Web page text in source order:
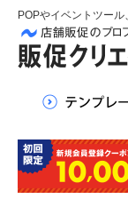
POPやイベントツー